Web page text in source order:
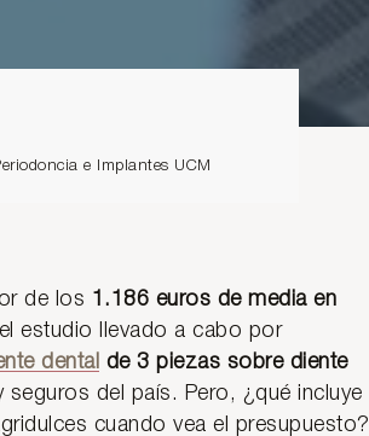
e Implantes UCM
de los 1.186 euros de media en
estudio llevado a cabo por
dental de 3 piezas sobre diente
del país. Pero, ¿qué incluye
cuando vea el presupuesto?